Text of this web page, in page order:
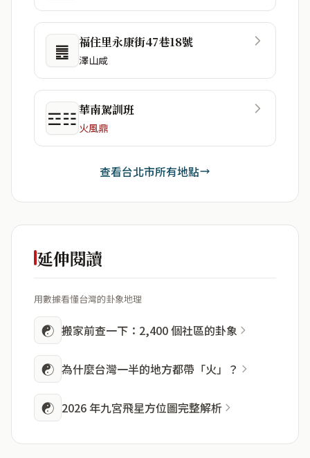
䷌ 福住里永康街47巷18號
澤山咸
☲☷華南駕訓班
火風鼎
查看台北市所有地點
延伸閱讀
用數據看懂台灣的卦象地理
☯ 搬家前查一下：2,400 個社區的卦象
☯ 為什麼台灣一半的地方都帶「火」？
☯ 2026 年九宮飛星方位圖完整解析